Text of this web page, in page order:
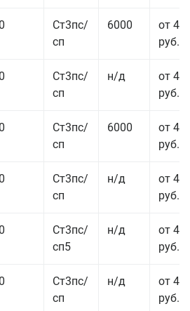
Ст3пс/
сп
6000
от 42
руб.
Ст3пс/
сп
н/д
от 43
руб.
Ст3пс/
сп
6000
от 42
руб.
Ст3пс/
сп
н/д
от 41
руб.
Ст3пс/
сп5
н/д
от 41
руб.
Ст3пс/
сп
н/д
от 44
руб.